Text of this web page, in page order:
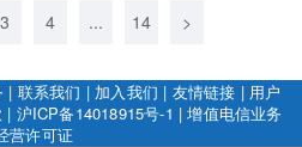
3 4 ... 14 >
| 联系我们 | 加入我们 | 友情链接 | 用户
| 沪ICP备14018915号-1 |增值电信业务
营许可证